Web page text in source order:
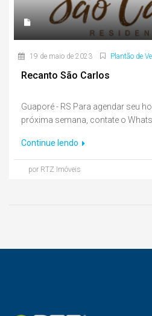
19 de maio de 2023 Plantão de
Recanto São Carlos
Guaporé - RS Para agendar seu
próxima semana, contate o
Continue lendo
por RTZ Imóveis